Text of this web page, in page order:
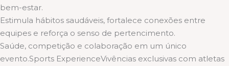
bem-estar.
Estimula hábitos saudáveis, fortalece conexões entre
equipes e reforça o senso de pertencimento.
Saúde, competição e colaboração em um único
evento.Sports ExperienceVivências exclusivas com atletas